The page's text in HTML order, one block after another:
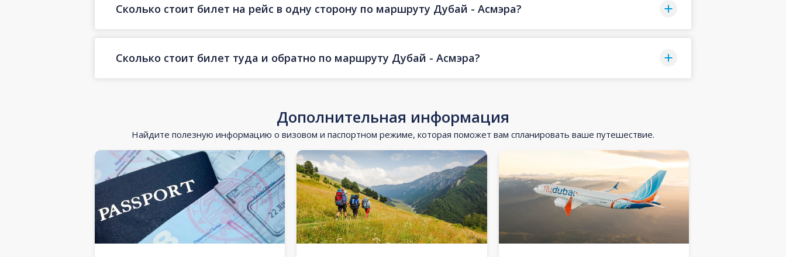
Сколько стоит билет на рейс в одну сторону по маршруту Дубай - Асмэра?
Сколько стоит билет туда и обратно по маршруту Дубай - Асмэра?
Дополнительная информация
Найдите полезную информацию о визовом и паспортном режиме, которая поможет вам спланировать ваше путешествие.